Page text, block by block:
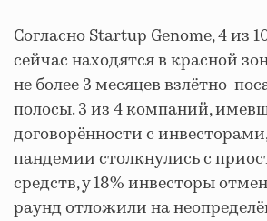
Согласно Startup Genome, 4 из
сейчас находятся в красной
не более 3 месяцев взлётно-
полосы. 3 из 4 компаний,
договорённости с
пандемии столкнулись с
средств, у 18% инвесторы
раунд отложили на